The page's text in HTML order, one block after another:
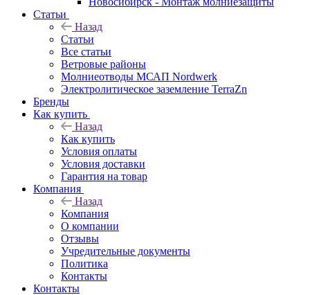
Статьи
Назад
Статьи
Все статьи
Ветровые районы
Молниеотводы МСАП Nordwerk
Электролитическое заземление TerraZn
Бренды
Как купить
Назад
Как купить
Условия оплаты
Условия доставки
Гарантия на товар
Компания
Назад
Компания
О компании
Отзывы
Учредительные документы
Политика
Контакты
Контакты